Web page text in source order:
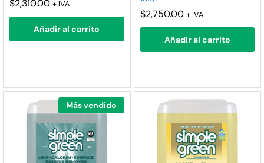
$2,310.00 + IVA
Añadir al carrito
$2,750.00 + IVA
Añadir al carrito
Más vendido